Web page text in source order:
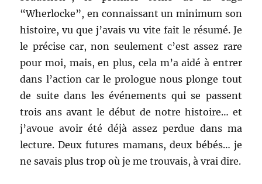
“Wherlocke”, en connaissant un minimum son
histoire, vu que j’avais vu vite fait le résumé. Je
le précise car, non seulement c’est assez rare
pour moi, mais, en plus, cela m’a aidé à entrer
dans l’action car le prologue nous plonge tout
de suite dans les événements qui se passent
trois ans avant le début de notre histoire… et
j’avoue avoir été déjà assez perdue dans ma
lecture. Deux futures mamans, deux bébés… je
ne savais plus trop où je me trouvais, à vrai dire.